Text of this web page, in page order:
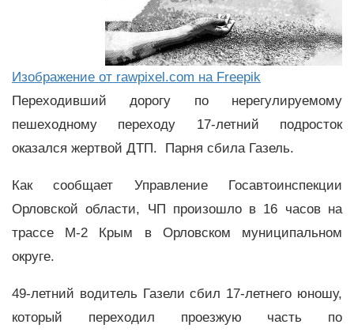
Изображение от rawpixel.com на Freepik
Переходивший дорогу по нерегулируемому
пешеходному переходу 17-летний подросток
оказался жертвой ДТП. Парня сбила Газель.
Как сообщает Управление Госавтоинспекции
Орловской области, ЧП произошло в 16 часов на
трассе М-2 Крым в Орловском муниципальном
округе.
49-летний водитель Газели сбил 17-летнего юношу,
который переходил проезжую часть по